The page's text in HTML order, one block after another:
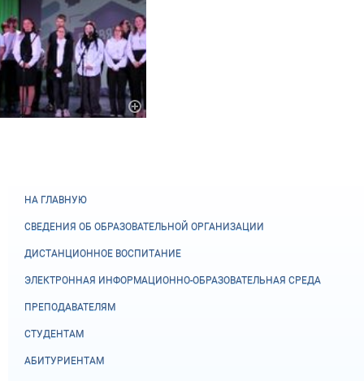
НА ГЛАВНУЮ
СВЕДЕНИЯ ОБ ОБРАЗОВАТЕЛЬНОЙ ОРГАНИЗАЦИИ
ДИСТАНЦИОННОЕ ВОСПИТАНИЕ
ЭЛЕКТРОННАЯ ИНФОРМАЦИОННО-ОБРАЗОВАТЕЛЬНАЯ СРЕДА
ПРЕПОДАВАТЕЛЯМ
СТУДЕНТАМ
АБИТУРИЕНТАМ